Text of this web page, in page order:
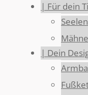
| Für dein
| Dein